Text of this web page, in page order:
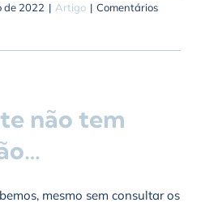
de 2022 | Artigo | Comentários
não tem
mesmo sem consultar os